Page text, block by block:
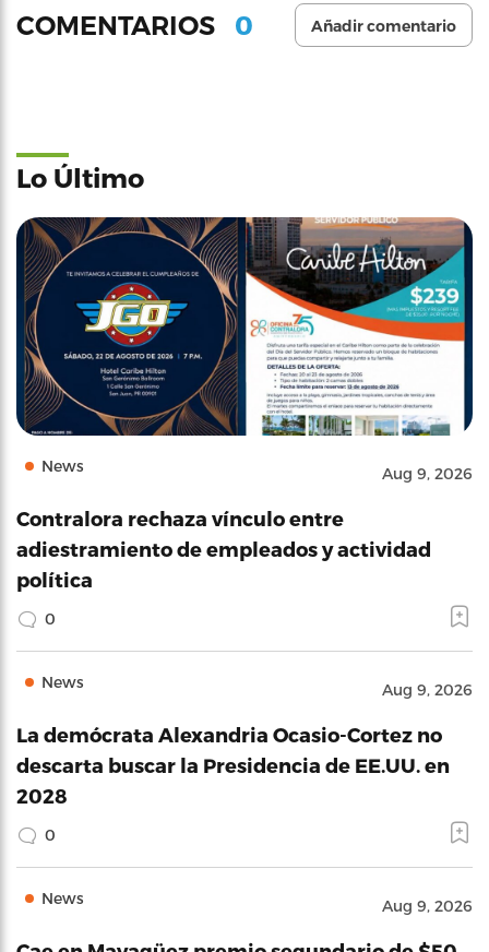
COMENTARIOS 0 Añadir comentario
Lo Último
News Aug 9, 2026
Contralora rechaza vínculo entre
adiestramiento de empleados y actividad
política
0
News Aug 9, 2026
La demócrata Alexandria Ocasio-Cortez no
descarta buscar la Presidencia de EE.UU. en
2028
0
News Aug 9, 2026